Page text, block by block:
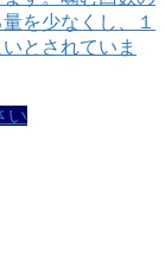
を少なくし、１
とされていま
い